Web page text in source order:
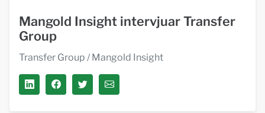
Mangold Insight intervjuar Transfer
Group
Transfer Group / Mangold Insight